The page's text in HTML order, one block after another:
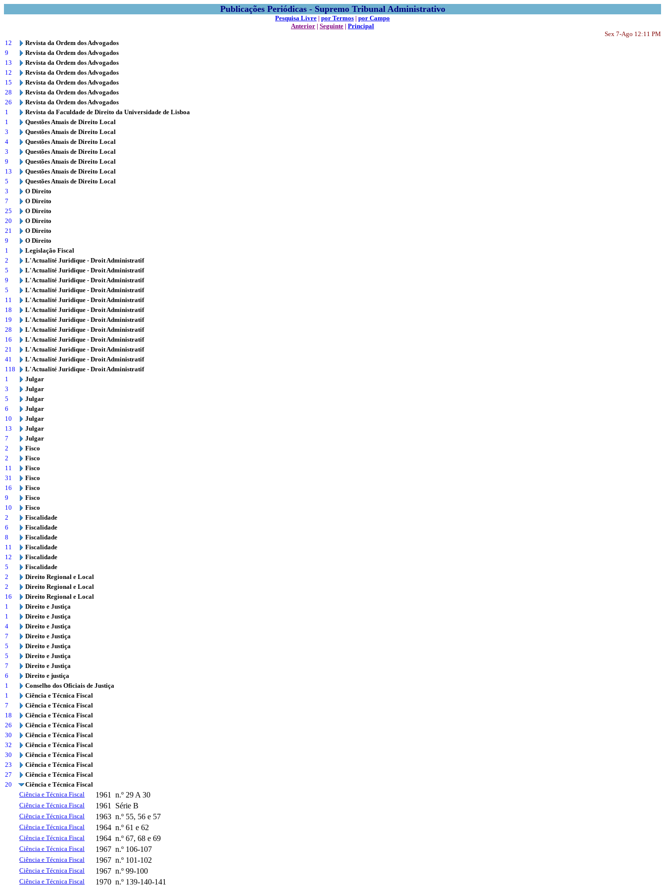
Publicações Periódicas - Supremo Tribunal Administrativo
Pesquisa Livre | por Termos | por Campo
Anterior | Seguinte | Principal
Sex 7-Ago 12:11 PM
12
Revista da Ordem dos Advogados
9
Revista da Ordem dos Advogados
13
Revista da Ordem dos Advogados
12
Revista da Ordem dos Advogados
15
Revista da Ordem dos Advogados
28
Revista da Ordem dos Advogados
26
Revista da Ordem dos Advogados
1
Revista da Faculdade de Direito da Universidade de Lisboa
1
Questões Atuais de Direito Local
3
Questões Atuais de Direito Local
4
Questões Atuais de Direito Local
3
Questões Atuais de Direito Local
9
Questões Atuais de Direito Local
13
Questões Atuais de Direito Local
5
Questões Atuais de Direito Local
3
O Direito
7
O Direito
25
O Direito
20
O Direito
21
O Direito
9
O Direito
1
Legislação Fiscal
2
L'Actualité Juridique - Droit Administratif
5
L'Actualité Juridique - Droit Administratif
9
L'Actualité Juridique - Droit Administratif
5
L'Actualité Juridique - Droit Administratif
11
L'Actualité Juridique - Droit Administratif
18
L'Actualité Juridique - Droit Administratif
19
L'Actualité Juridique - Droit Administratif
28
L'Actualité Juridique - Droit Administratif
16
L'Actualité Juridique - Droit Administratif
21
L'Actualité Juridique - Droit Administratif
41
L'Actualité Juridique - Droit Administratif
118
L'Actualité Juridique - Droit Administratif
1
Julgar
3
Julgar
5
Julgar
6
Julgar
10
Julgar
13
Julgar
7
Julgar
2
Fisco
2
Fisco
11
Fisco
31
Fisco
16
Fisco
9
Fisco
10
Fisco
2
Fiscalidade
6
Fiscalidade
8
Fiscalidade
11
Fiscalidade
12
Fiscalidade
5
Fiscalidade
2
Direito Regional e Local
2
Direito Regional e Local
16
Direito Regional e Local
1
Direito e Justiça
1
Direito e Justiça
4
Direito e Justiça
7
Direito e Justiça
5
Direito e Justiça
5
Direito e Justiça
7
Direito e Justiça
6
Direito e justiça
1
Conselho dos Oficiais de Justiça
1
Ciência e Técnica Fiscal
7
Ciência e Técnica Fiscal
18
Ciência e Técnica Fiscal
26
Ciência e Técnica Fiscal
30
Ciência e Técnica Fiscal
32
Ciência e Técnica Fiscal
30
Ciência e Técnica Fiscal
23
Ciência e Técnica Fiscal
27
Ciência e Técnica Fiscal
20
Ciência e Técnica Fiscal
Ciência e Técnica Fiscal
1961 n.º 29 A 30
Ciência e Técnica Fiscal 1961 Série B
Ciência e Técnica Fiscal 1963 n.º 55, 56 e 57
Ciência e Técnica Fiscal 1964 n.º 61 e 62
Ciência e Técnica Fiscal 1964 n.º 67, 68 e 69
Ciência e Técnica Fiscal 1967 n.º 106-107
Ciência e Técnica Fiscal 1967 n.º 101-102
Ciência e Técnica Fiscal 1967 n.º 99-100
Ciência e Técnica Fiscal 1970 n.º 139-140-141